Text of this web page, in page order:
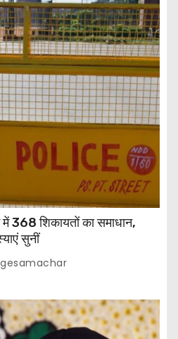
368 शिकायतों का समाधान,
सुनीं